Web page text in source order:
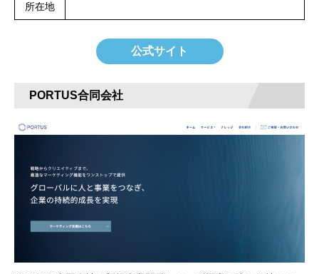
所在地
公式サイト
PORTUS合同会社